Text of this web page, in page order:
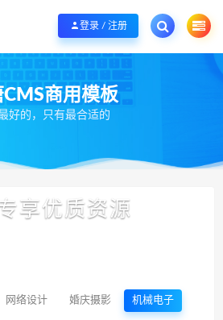
秉承服务宗旨 履行“站长”责任，销售只是起点 服
登录 / 注册
CMS商用模板
好的，只有最合适的
享优质资源
网络设计 婚庆摄影 机械电子